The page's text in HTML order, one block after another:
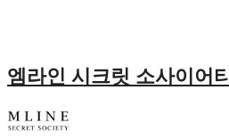
엠라인 시크릿 소사이어티